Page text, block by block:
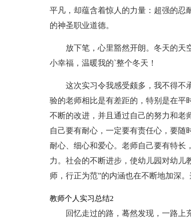
平凡，却蕴含着惊人的力量：超强的
的神圣职业道德。
放下笔，心里豁然开朗。冬天的天
小幸福，温暖我的`整个冬天！
这次实习令我感受颇多，我不得不
验的老师相比是有差距的，特别是在平
不断的改进，并且通过自己的努力和老
自己要有耐心，一定要有责任心，要
耐心、细心和爱心。老师自己要有特长
力。社会的不断进步，使幼儿园对幼儿
师，行正为范”的内涵也在不断地加深
教师个人实习总结2
回忆走过的路，蓦然发现，一路上